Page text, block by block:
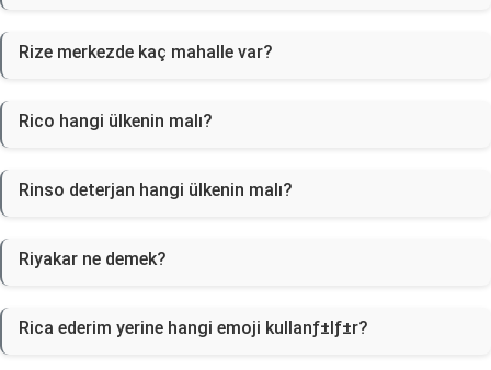
Rize merkezde kaç mahalle var?
Rico hangi ülkenin malı?
Rinso deterjan hangi ülkenin malı?
Riyakar ne demek?
Rica ederim yerine hangi emoji kullanƒ±lƒ±r?